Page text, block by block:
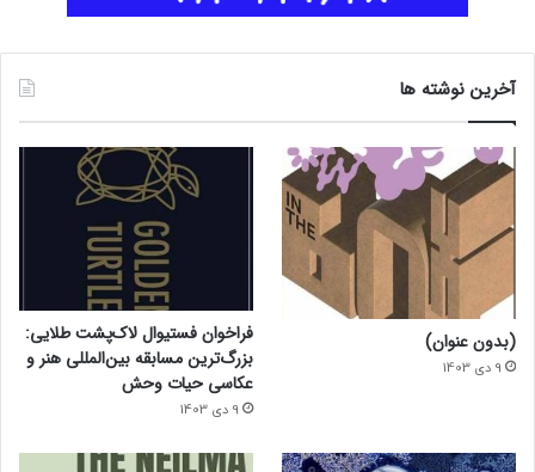
آخرین نوشته ها
(بدون عنوان)
9 دی 1403
فراخوان فستیوال لاک‌پشت طلایی:
بزرگ‌ترین مسابقه بین‌المللی هنر و
عکاسی حیات وحش
9 دی 1403